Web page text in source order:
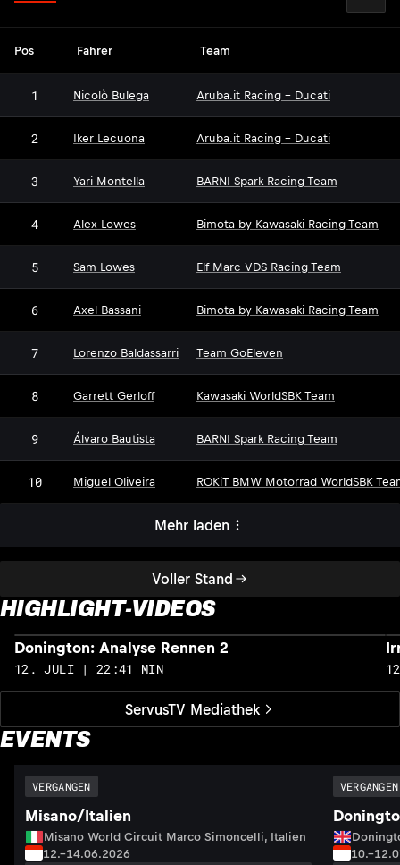
Voller Stand
Pos Fahrer Team
1 Nicolò Bulega Aruba.it Racing - Ducati
2 Iker Lecuona Aruba.it Racing - Ducati
3 Yari Montella BARNI Spark Racing Team
4 Alex Lowes Bimota by Kawasaki Racing Team
5 Sam Lowes Elf Marc VDS Racing Team
6 Axel Bassani Bimota by Kawasaki Racing Team
7 Lorenzo Baldassarri Team GoEleven
8 Garrett Gerloff Kawasaki WorldSBK Team
9 Álvaro Bautista BARNI Spark Racing Team
10 Miguel Oliveira ROKiT BMW Motorrad WorldSBK
Mehr laden
HIGHLIGHT-VIDEOS
ServusTV Mediathek
Donington: Analyse Rennen 2
12. JULI | 22:41 MIN
EVENTS
VERGANGEN
Misano/Italien
Misano World Circuit Marco Simoncelli, Italien
12.–14.06.2026
VERGANGEN